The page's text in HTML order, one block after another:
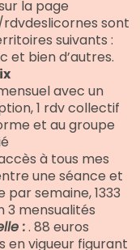
la page
sont
suivants :
et bien d’autres.
avec un
1 rdv collectif
et au groupe
à tous mes
une séance et
par semaine, 1333
3 mensualités
:. 88 euros
en vigueur figurant